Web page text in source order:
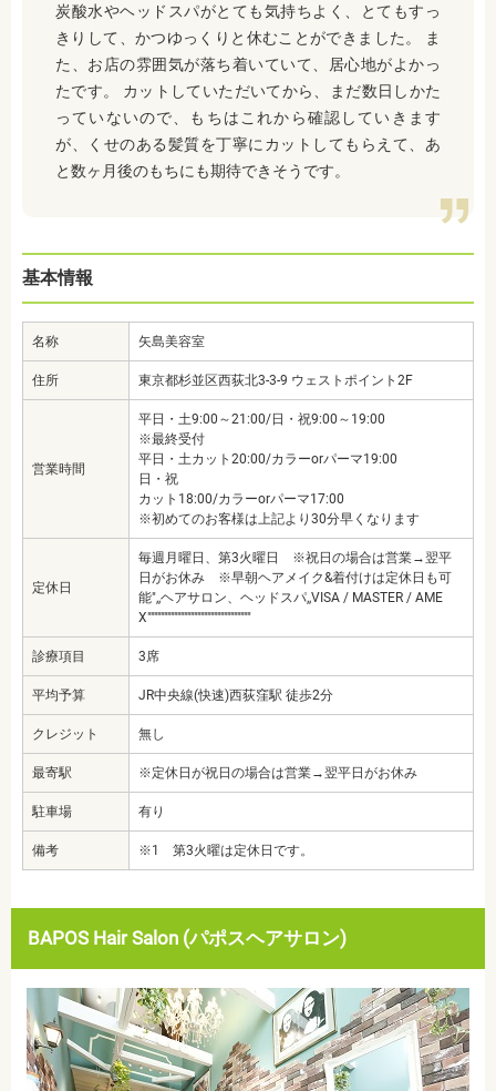
炭酸水やヘッドスパがとても気持ちよく、とてもすっ
きりして、かつゆっくりと休むことができました。 ま
た、お店の雰囲気が落ち着いていて、居心地がよかっ
たです。 カットしていただいてから、まだ数日しかた
っていないので、もちはこれから確認していきます
が、くせのある髪質を丁寧にカットしてもらえて、あ
と数ヶ月後のもちにも期待できそうです。
基本情報
名称 矢島美容室
住所 東京都杉並区西荻北3-3-9 ウェストポイント2F
営業時間
平日・土9:00～21:00/日・祝9:00～19:00
※最終受付
平日・土カット20:00/カラーorパーマ19:00
日・祝
カット18:00/カラーorパーマ17:00
※初めてのお客様は上記より30分早くなります
定休日
毎週月曜日、第3火曜日 ※祝日の場合は営業→翌平
日がお休み ※早朝ヘアメイク&着付けは定休日も可
能",,ヘアサロン、ヘッドスパ,,VISA / MASTER / AME
X"""""""""""""""""""""""""""""""
診療項目 3席
平均予算 JR中央線(快速)西荻窪駅 徒歩2分
クレジット 無し
最寄駅 ※定休日が祝日の場合は営業→翌平日がお休み
駐車場 有り
備考 ※1 第3火曜は定休日です。
BAPOS Hair Salon (パポスヘアサロン)